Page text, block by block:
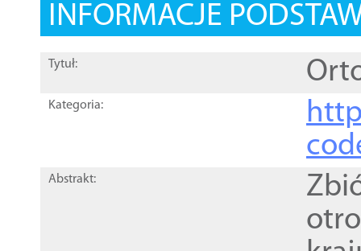
INFORMACJE
Tytuł:
Kategoria:
Abstrakt: